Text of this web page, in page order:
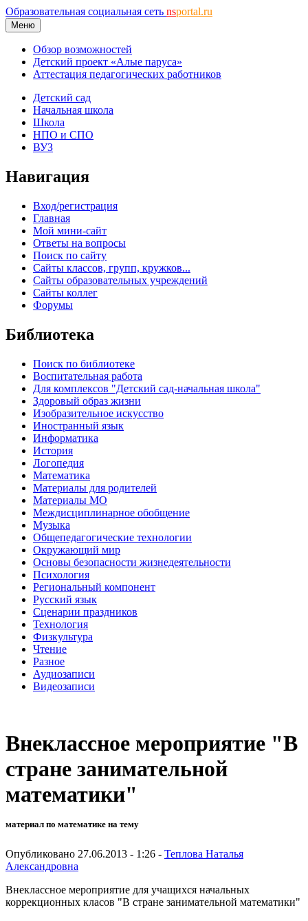
Образовательная социальная сеть nsportal.ru
Меню
Обзор возможностей
Детский проект «Алые паруса»
Аттестация педагогических работников
Детский сад
Начальная школа
Школа
НПО и СПО
ВУЗ
Навигация
Вход/регистрация
Главная
Мой мини-сайт
Ответы на вопросы
Поиск по сайту
Сайты классов, групп, кружков...
Сайты образовательных учреждений
Сайты коллег
Форумы
Библиотека
Поиск по библиотеке
Воспитательная работа
Для комплексов "Детский сад-начальная школа"
Здоровый образ жизни
Изобразительное искусство
Иностранный язык
Информатика
История
Логопедия
Математика
Материалы для родителей
Материалы МО
Междисциплинарное обобщение
Музыка
Общепедагогические технологии
Окружающий мир
Основы безопасности жизнедеятельности
Психология
Региональный компонент
Русский язык
Сценарии праздников
Технология
Физкультура
Чтение
Разное
Аудиозаписи
Видеозаписи
Внеклассное мероприятие "В
стране занимательной
математики"
материал по математике на тему
Опубликовано 27.06.2013 - 1:26 - Теплова Наталья
Александровна
Внеклассное мероприятие для учащихся начальных
коррекционных класов "В стране занимательной математики"